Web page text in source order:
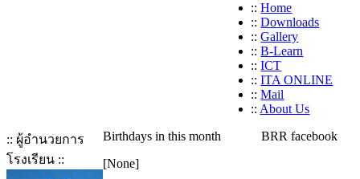
:: Home
:: Downloads
:: Gallery
:: B-Learn
:: ICT
:: ITA ONLINE
:: Mail
:: About Us
:: ผู้อำนวยการ
โรงเรียน ::
Birthdays in this month
[None]
BRR facebook